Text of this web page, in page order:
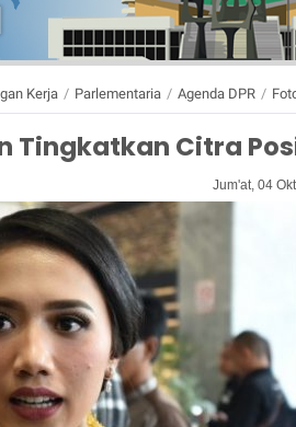
Kerja / Parlementaria / Agenda DPR /
Tingkatkan Citra
Jum'at, 04